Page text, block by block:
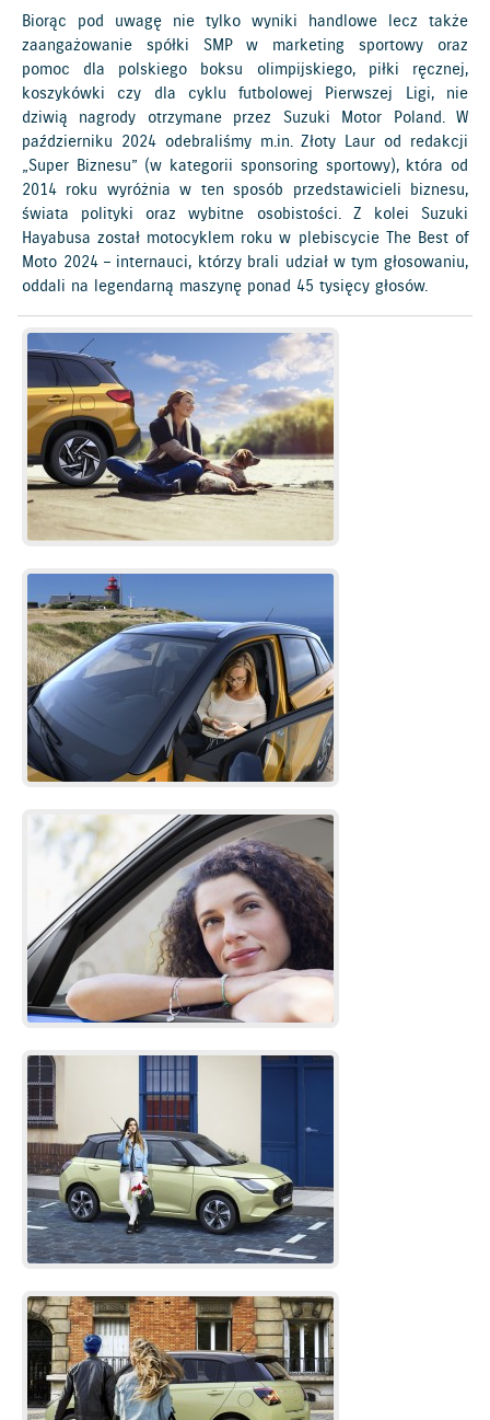
Biorąc pod uwagę nie tylko wyniki handlowe lecz także
zaangażowanie spółki SMP w marketing sportowy oraz
pomoc dla polskiego boksu olimpijskiego, piłki ręcznej,
koszykówki czy dla cyklu futbolowej Pierwszej Ligi, nie
dziwią nagrody otrzymane przez Suzuki Motor Poland. W
październiku 2024 odebraliśmy m.in. Złoty Laur od redakcji
„Super Biznesu” (w kategorii sponsoring sportowy), która od
2014 roku wyróżnia w ten sposób przedstawicieli biznesu,
świata polityki oraz wybitne osobistości. Z kolei Suzuki
Hayabusa został motocyklem roku w plebiscycie The Best of
Moto 2024 – internauci, którzy brali udział w tym głosowaniu,
oddali na legendarną maszynę ponad 45 tysięcy głosów.